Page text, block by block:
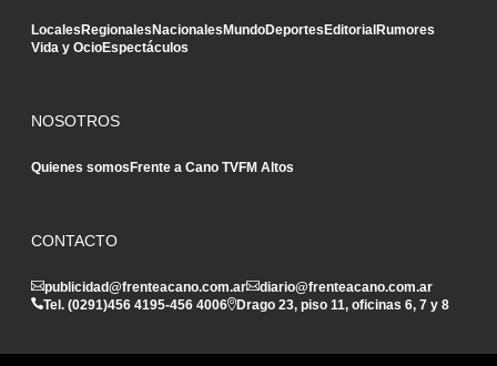
LocalesRegionalesNacionalesMundoDeportesEditorialRumores
Vida y OcioEspectáculos
NOSOTROS
Quienes somosFrente a Cano TVFM Altos
CONTACTO
publicidad@frenteacano.com.ar
diario@frenteacano.com.ar
Tel. (0291)456 4195-456 4006 Drago 23, piso 11, oficinas 6, 7 y 8